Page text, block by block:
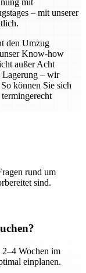
mit
– mit unserer
den Umzug
Know-how
außer Acht
Lagerung – wir
können Sie sich
rund um
sind.
Wochen im
einplanen.